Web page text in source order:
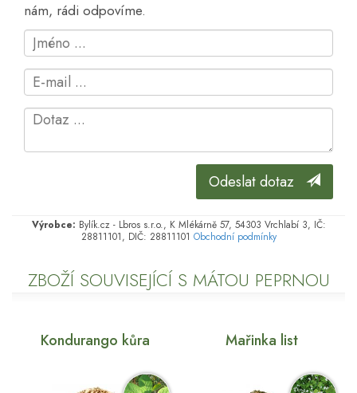
nám, rádi odpovíme.
Odeslat dotaz
Výrobce: Bylík.cz - Lbros s.r.o., K Mlékárně 57, 54303 Vrchlabí 3, IČ:
28811101, DIČ: 28811101 Obchodní podmínky
ZBOŽÍ SOUVISEJÍCÍ S MÁTOU PEPRNOU
Kondurango kůra Mařinka list